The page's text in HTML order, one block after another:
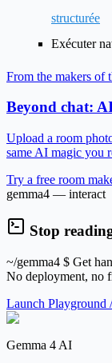
structurée
Exécuter
From the makers of
Beyond chat:
Upload a room
same AI magic you
Try a free room
gemma4 — interact
Stop
~/gemma4 $ Get
No deployment, no
Launch Playground
Gemma 4 AI